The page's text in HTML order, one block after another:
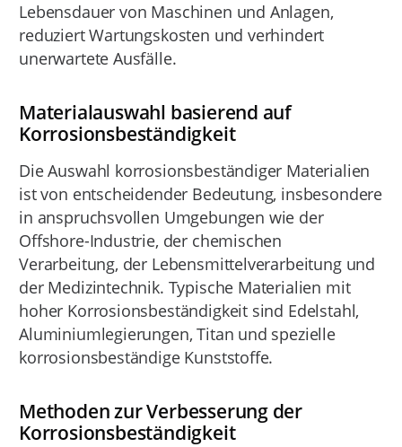
Lebensdauer von Maschinen und Anlagen,
reduziert Wartungskosten und verhindert
unerwartete Ausfälle.
Materialauswahl basierend auf
Korrosionsbeständigkeit
Die Auswahl korrosionsbeständiger Materialien
ist von entscheidender Bedeutung, insbesondere
in anspruchsvollen Umgebungen wie der
Offshore-Industrie, der chemischen
Verarbeitung, der Lebensmittelverarbeitung und
der Medizintechnik. Typische Materialien mit
hoher Korrosionsbeständigkeit sind Edelstahl,
Aluminiumlegierungen, Titan und spezielle
korrosionsbeständige Kunststoffe.
Methoden zur Verbesserung der
Korrosionsbeständigkeit